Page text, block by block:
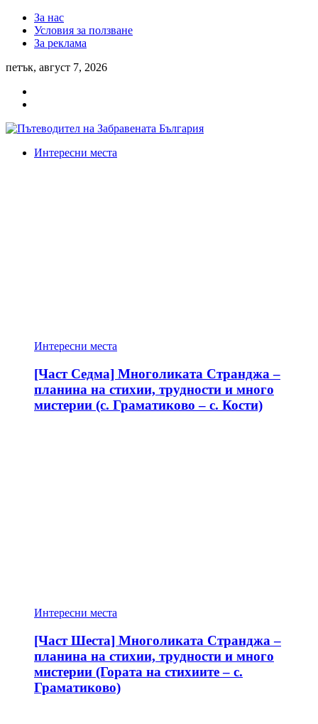
За нас
Условия за ползване
За реклама
петък, август 7, 2026
Интересни места
Интересни места
[Част Седма] Многоликата Странджа –
планина на стихии, трудности и много
мистерии (с. Граматиково – с. Кости)
Интересни места
[Част Шеста] Многоликата Странджа –
планина на стихии, трудности и много
мистерии (Гората на стихиите – с.
Граматиково)